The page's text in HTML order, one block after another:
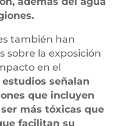
también han
sobre la exposición
en el
señalan
que incluyen
más tóxicas que
facilitan su